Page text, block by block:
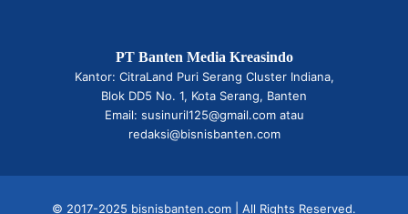
PT Banten Media Kreasindo
Kantor: CitraLand Puri Serang Cluster Indiana,
Blok DD5 No. 1, Kota Serang, Banten
Email: susinuril125@gmail.com atau
redaksi@bisnisbanten.com
© 2017-2025 bisnisbanten.com | All Rights Reserved.